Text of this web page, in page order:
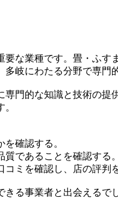
な業種です。畳・ふ
岐にわたる分野で専門
門的な知識と技術の
確認する。
であることを確認する。
ミを確認し、店の評判
る事業者と出会えるで